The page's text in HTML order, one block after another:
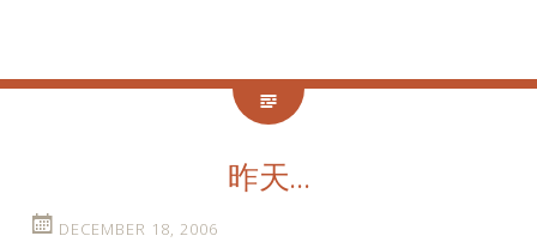
昨天…
DECEMBER 18, 2006